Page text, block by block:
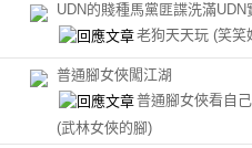
UDN的賤種馬黨匪諜洗滿UDN
老狗天天玩 (笑笑
普通腳女俠闖江湖
普通腳女俠看自
(武林女俠的腳)